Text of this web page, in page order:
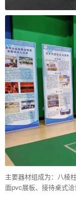
主要器材组成为：八棱
面pvc展板、接待桌式洽